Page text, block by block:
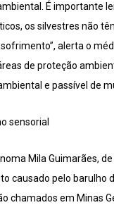
É importante
os silvestres não
alerta o
de proteção
e passível de
sensorial
Mila Guimarães,
causado pelo barulho
chamados em Minas